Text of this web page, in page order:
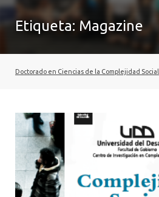
NOSOTROS
INVESTIGACIÓN
Etiqueta: Magazine
Doctorado en Ciencias de la Complejidad Social